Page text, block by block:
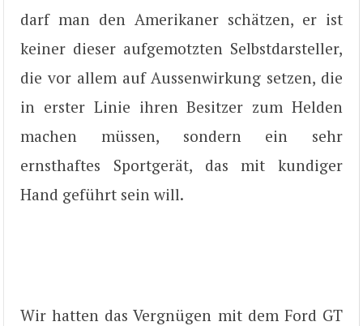
darf man den Amerikaner schätzen, er ist
keiner dieser aufgemotzten Selbstdarsteller,
die vor allem auf Aussenwirkung setzen, die
in erster Linie ihren Besitzer zum Helden
machen müssen, sondern ein sehr
ernsthaftes Sportgerät, das mit kundiger
Hand geführt sein will.
Wir hatten das Vergnügen mit dem Ford GT